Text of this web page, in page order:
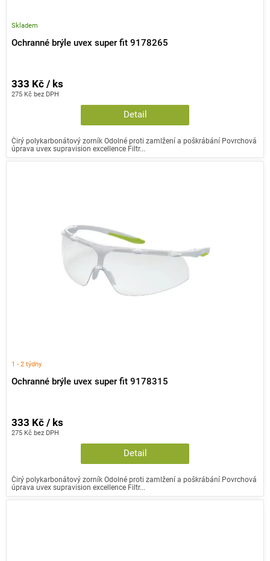
Ochranné brýle uvex super fit 9178265
Skladem
275 Kč bez DPH
333 Kč / ks
Detail
Čirý polykarbonátový zorník Odolné proti zamlžení a poškrábání Povrchová
úprava uvex supravision excellence Filtr...
Ochranné brýle uvex super fit 9178315
1 - 2 týdny
275 Kč bez DPH
333 Kč / ks
Detail
Čirý polykarbonátový zorník Odolné proti zamlžení a poškrábání Povrchová
úprava uvex supravision excellence Filtr...